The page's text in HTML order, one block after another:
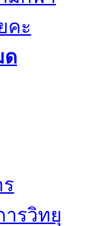
คะ
ด
รวิทยุ